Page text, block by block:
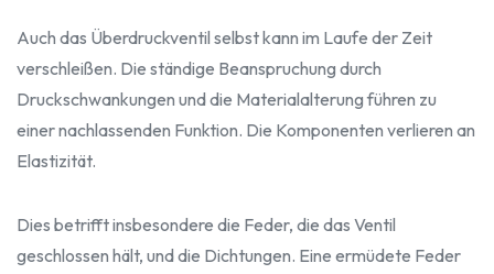
Auch das Überdruckventil selbst kann im Laufe der Zeit
verschleißen. Die ständige Beanspruchung durch
Druckschwankungen und die Materialalterung führen zu
einer nachlassenden Funktion. Die Komponenten verlieren an
Elastizität.
Dies betrifft insbesondere die Feder, die das Ventil
geschlossen hält, und die Dichtungen. Eine ermüdete Feder